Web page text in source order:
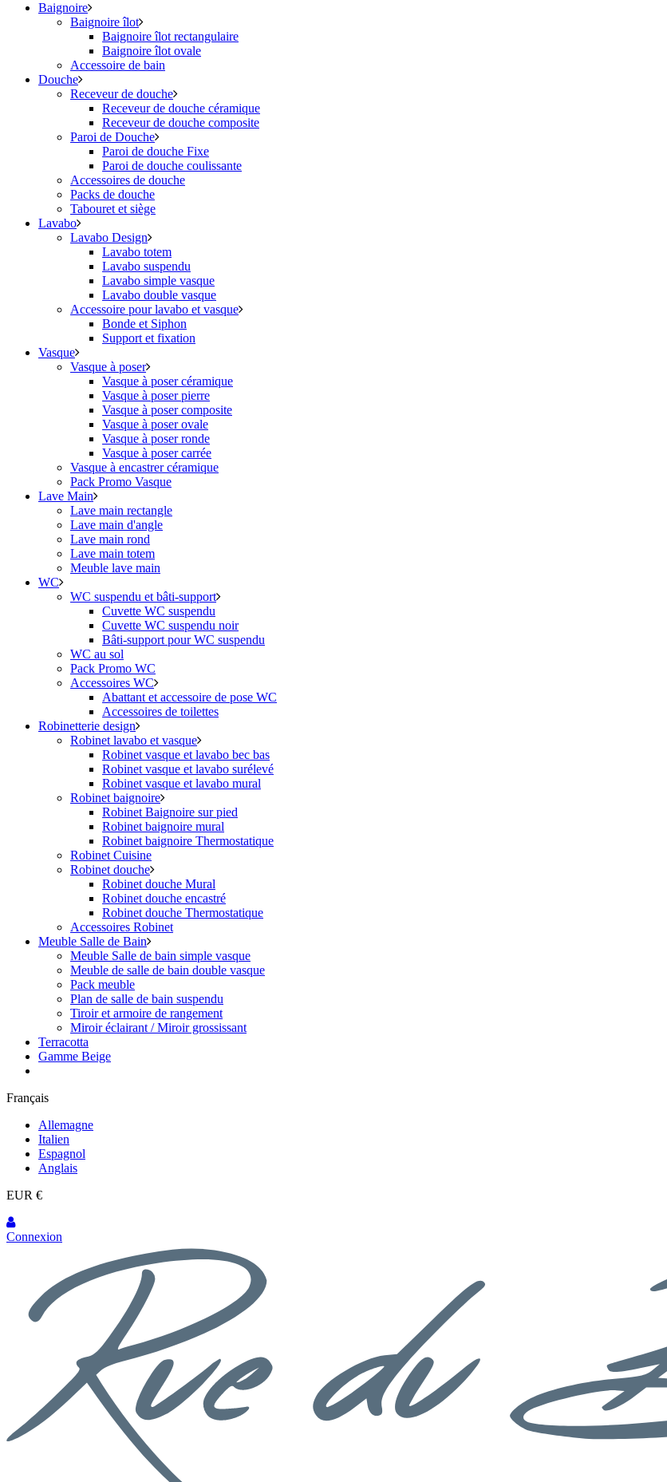
Baignoire
Baignoire îlot
Baignoire îlot rectangulaire
Baignoire îlot ovale
Accessoire de bain
Douche
Receveur de douche
Receveur de douche céramique
Receveur de douche composite
Paroi de Douche
Paroi de douche Fixe
Paroi de douche coulissante
Accessoires de douche
Packs de douche
Tabouret et siège
Lavabo
Lavabo Design
Lavabo totem
Lavabo suspendu
Lavabo simple vasque
Lavabo double vasque
Accessoire pour lavabo et vasque
Bonde et Siphon
Support et fixation
Vasque
Vasque à poser
Vasque à poser céramique
Vasque à poser pierre
Vasque à poser composite
Vasque à poser ovale
Vasque à poser ronde
Vasque à poser carrée
Vasque à encastrer céramique
Pack Promo Vasque
Lave Main
Lave main rectangle
Lave main d'angle
Lave main rond
Lave main totem
Meuble lave main
WC
WC suspendu et bâti-support
Cuvette WC suspendu
Cuvette WC suspendu noir
Bâti-support pour WC suspendu
WC au sol
Pack Promo WC
Accessoires WC
Abattant et accessoire de pose WC
Accessoires de toilettes
Robinetterie design
Robinet lavabo et vasque
Robinet vasque et lavabo bec bas
Robinet vasque et lavabo surélevé
Robinet vasque et lavabo mural
Robinet baignoire
Robinet Baignoire sur pied
Robinet baignoire mural
Robinet baignoire Thermostatique
Robinet Cuisine
Robinet douche
Robinet douche Mural
Robinet douche encastré
Robinet douche Thermostatique
Accessoires Robinet
Meuble Salle de Bain
Meuble Salle de bain simple vasque
Meuble de salle de bain double vasque
Pack meuble
Plan de salle de bain suspendu
Tiroir et armoire de rangement
Miroir éclairant / Miroir grossissant
Terracotta
Gamme Beige
Français
Allemagne
Italien
Espagnol
Anglais
EUR €
Connexion